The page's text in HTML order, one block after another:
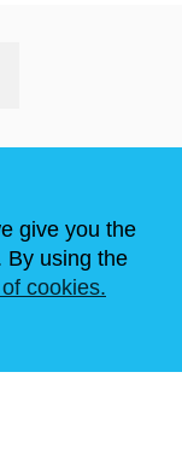
ESTÁNDAR
give you the
By using the
cookies.